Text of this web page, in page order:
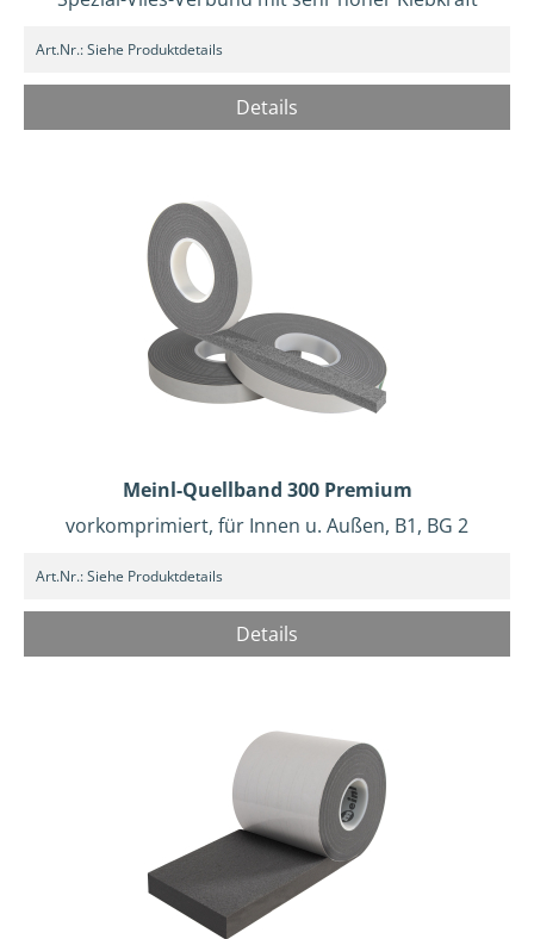
Art.Nr.:Siehe Produktdetails
Details
Meinl-Quellband 300 Premium
vorkomprimiert, für Innen u. Außen, B1, BG 2
Art.Nr.:Siehe Produktdetails
Details